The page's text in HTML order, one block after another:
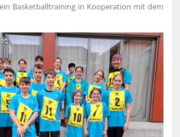
Basketballtraining in Kooperation mit dem